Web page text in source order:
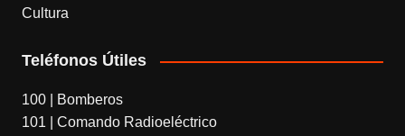
Cultura
Teléfonos Útiles
100 | Bomberos
101 | Comando Radioeléctrico